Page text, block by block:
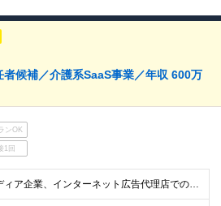
候補／介護系SaaS事業／年収 600万
ンOK
1回
■メディア企業、インターネット広告代理店での営業またはメディア運営の経験 ■ピープルマネジメントの経験 ■業務の中で、やり切って結果出した経験 ■東京オフィス（田町/三田駅）への出勤が可能な地域に在住